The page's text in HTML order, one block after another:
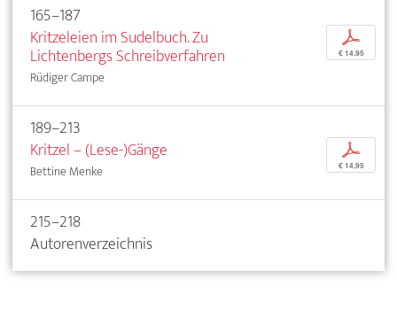
165–187
Kritzeleien im Sudelbuch. Zu
Lichtenbergs Schreibverfahren
Rüdiger Campe
p
€ 14,95
189–213
Kritzel – (Lese-)Gänge
Bettine Menke
p
€ 14,95
215–218
Autorenverzeichnis